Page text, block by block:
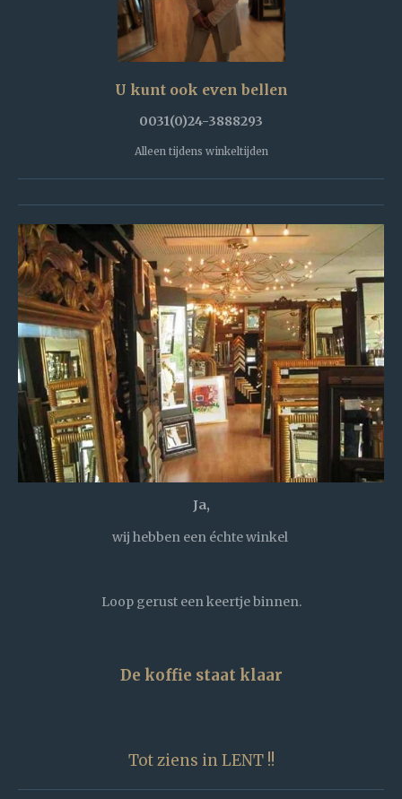
U kunt ook even bellen
0031(0)24-3888293
Alleen tijdens winkeltijden
Ja,
wij hebben een échte winkel
Loop gerust een keertje binnen.
De koffie staat klaar
Tot ziens in LENT !!